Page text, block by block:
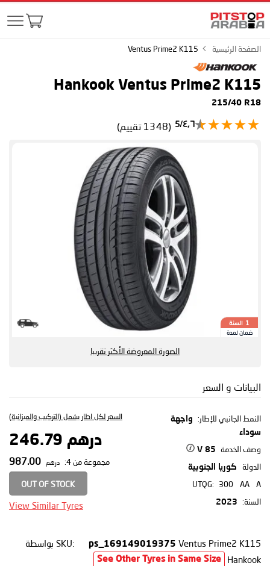
الصفحة الرئيسية Ventus Prime2 K115
Hankook Ventus Prime2 K115
215/40 R18
٤٫٦/5 (1348 تقييم)
1 السنة
ضمان لمدة
الصورة المعروضة الأكثر تقريبا
البيانات و السعر
النمط الجانبي للإطار:
واجهة
سوداء
وصف الخدمة 85 V
الدولة كوريا الجنوبية
UTQG: 300 AA
A
السنة:
2023
السعر لكل اطار يشمل (التركيب والميزانية)
درهم 246.79
مجموعة من 4: درهم
OUT OF STOCK
View Similar Tyres
SKU: ps_169149019375 Ventus Prime2 K115
بواسطة
Hankook
See Other Tyres in Same Size